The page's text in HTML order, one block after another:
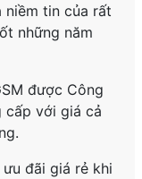
niềm tin của rất
những năm
được Công
cấp với giá cả
đãi giá rẻ khi